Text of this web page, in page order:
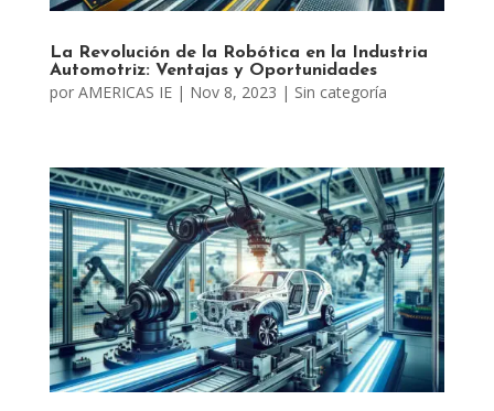
La Revolución de la Robótica en la Industria
Automotriz: Ventajas y Oportunidades
por AMERICAS IE| Nov 8, 2023 | Sin categoría